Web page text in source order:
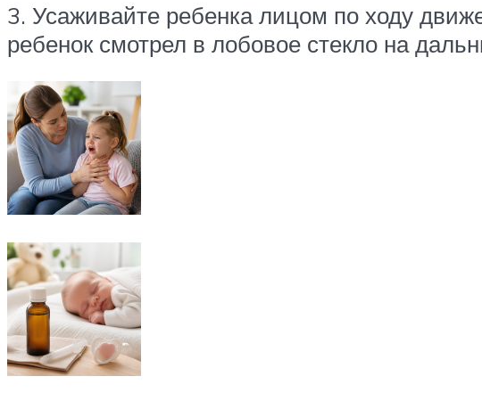
3. Усаживайте ребенка лицом по ходу
ребенок смотрел в лобовое стекло на